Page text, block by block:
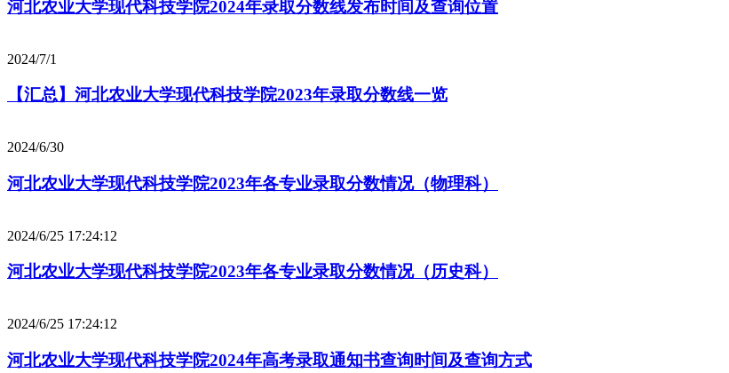
河北农业大学现代科技学院2024年录取分数线发布时间及查询位置
2024/7/1
【汇总】河北农业大学现代科技学院2023年录取分数线一览
2024/6/30
河北农业大学现代科技学院2023年各专业录取分数情况（物理科）
2024/6/25 17:24:12
河北农业大学现代科技学院2023年各专业录取分数情况（历史科）
2024/6/25 17:24:12
河北农业大学现代科技学院2024年高考录取通知书查询时间及查询方式